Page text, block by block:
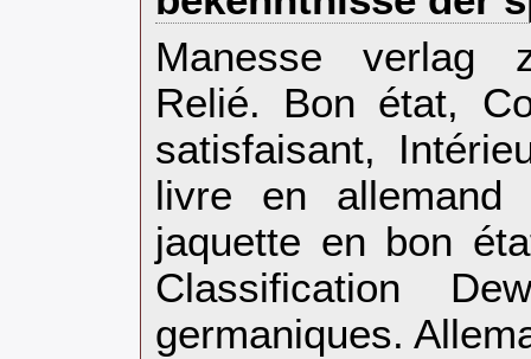
‎Manesse verlag
Relié. Bon état,
satisfaisant,
livre en
jaquette en bon
Classification
germaniques.